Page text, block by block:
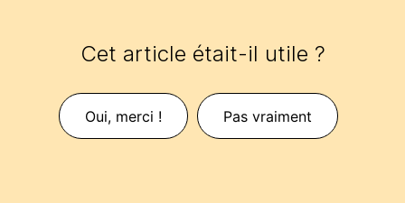
Cet article était-il utile ?
Oui, merci ! Pas vraiment